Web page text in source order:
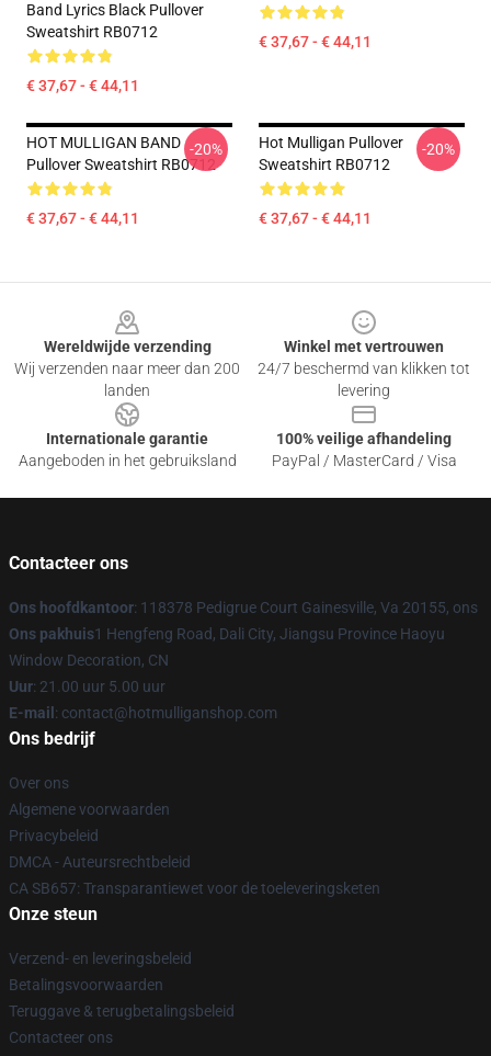
Band Lyrics Black Pullover
Sweatshirt RB0712
€ 37,67 - € 44,11
€ 37,67 - € 44,11
HOT MULLIGAN BAND
Pullover Sweatshirt RB0712
€ 37,67 - € 44,11
-20%
Hot Mulligan Pullover
Sweatshirt RB0712
€ 37,67 - € 44,11
-20%
Wereldwijde verzending
Wij verzenden naar meer dan 200
landen
Winkel met vertrouwen
24/7 beschermd van klikken tot
levering
Internationale garantie
Aangeboden in het gebruiksland
100% veilige afhandeling
PayPal / MasterCard / Visa
Contacteer ons
Ons hoofdkantoor: 118378 Pedigrue Court Gainesville, Va 20155, ons
Ons pakhuis1 Hengfeng Road, Dali City, Jiangsu Province Haoyu
Window Decoration, CN
Uur: 21.00 uur 5.00 uur
E-mail : contact@hotmulliganshop.com
Ons bedrijf
Over ons
Algemene voorwaarden
Privacybeleid
DMCA - Auteursrechtbeleid
CA SB657: Transparantiewet voor de toeleveringsketen
Onze steun
Verzend- en leveringsbeleid
Betalingsvoorwaarden
Teruggave & terugbetalingsbeleid
Contacteer ons